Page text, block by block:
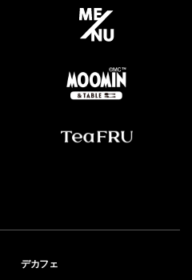
デカフェ